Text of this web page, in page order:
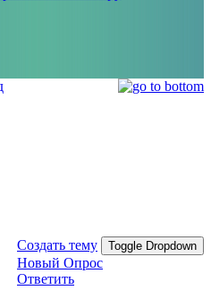
Создать тему Toggle Dropdown
Новый Опрос
Ответить